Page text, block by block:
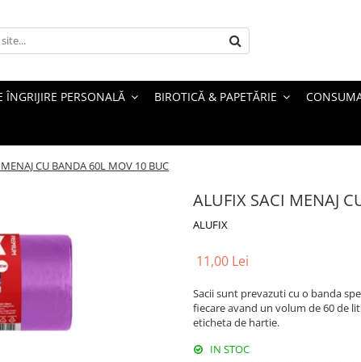
ÎNGRIJIRE PERSONALĂ BIROTICĂ & PAPETĂRIE
CU BANDA 60L MOV 10 BUC
ALUFIX SACI MENAJ
ALUFIX
11,00 Lei
Sacii sunt prevazuti cu o banda
fiecare avand un volum de 60 de
eticheta de hartie.
IN STOC